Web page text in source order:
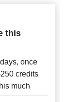
this
once
credits
much